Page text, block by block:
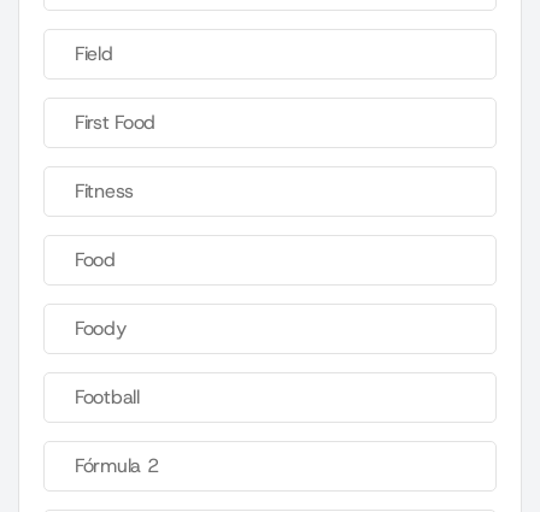
Field
First Food
Fitness
Food
Foody
Football
Fórmula 2